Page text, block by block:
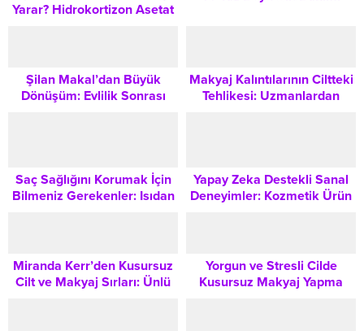
Yarar? Hidrokortizon Asetat
Şilan Makal’dan Büyük
Dönüşüm: Evlilik Sonrası
Makyaj Kalıntılarının Ciltteki
Tehlikesi: Uzmanlardan
Saç Sağlığını Korumak İçin
Bilmeniz Gerekenler: Isıdan
Yapay Zeka Destekli Sanal
Deneyimler: Kozmetik Ürün
Miranda Kerr’den Kusursuz
Cilt ve Makyaj Sırları: Ünlü
Yorgun ve Stresli Cilde
Kusursuz Makyaj Yapma